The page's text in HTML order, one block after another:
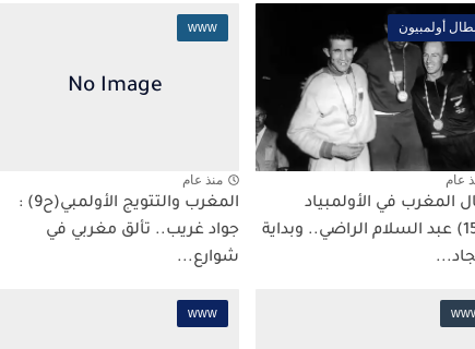
أولمبيون
عام
المغرب في الأولمبياد
(1ح15) عبد السلام الراضي.. وبداية
www
منذ عام
المغرب والتتويج الأولمبي(ح9) :
جواد غريب.. تألق مغربي في
شوارع...
www